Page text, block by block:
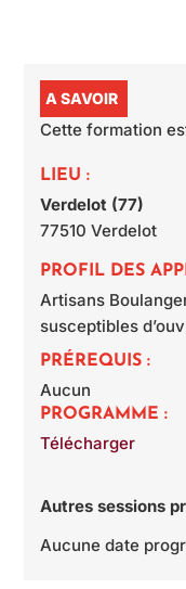
A SAVOIR
Cette formation
LIEU :
Verdelot (77)
77510 Verdelot
PROFIL DES
Artisans
susceptibles
PRÉREQUIS :
Aucun
PROGRAMME :
Télécharger
Autres sessions
Aucune date